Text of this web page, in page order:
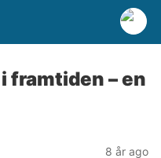
framtiden – en
8 år ago